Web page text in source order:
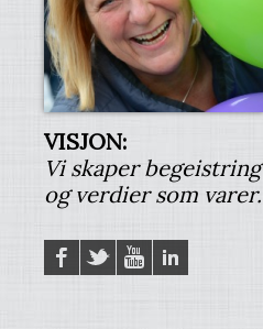
VISJON:
Vi skaper begeistring
og verdier som varer.
FacebookTwitter YouTube